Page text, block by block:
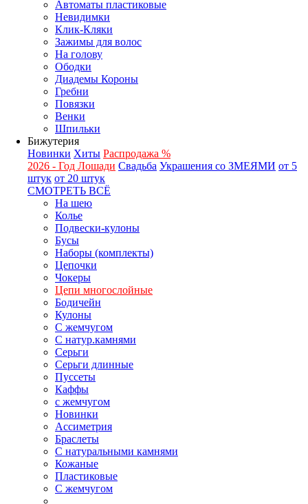
Автоматы пластиковые
Невидимки
Клик-Кляки
Зажимы для волос
На голову
Ободки
Диадемы Короны
Гребни
Повязки
Венки
Шпильки
Бижутерия
Новинки Хиты Распродажа %
2026 - Год Лошади Свадьба Украшения со ЗМЕЯМИ от 5
штук от 20 штук
СМОТРЕТЬ ВСЁ
На шею
Колье
Подвески-кулоны
Бусы
Наборы (комплекты)
Цепочки
Чокеры
Цепи многослойные
Бодичейн
Кулоны
С жемчугом
С натур.камнями
Серьги
Серьги длинные
Пуссеты
Каффы
с жемчугом
Новинки
Ассиметрия
Браслеты
С натуральными камнями
Кожаные
Пластиковые
С жемчугом